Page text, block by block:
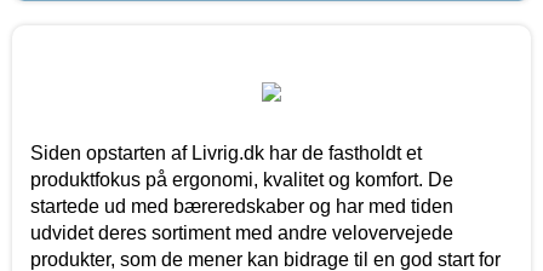
Siden opstarten af Livrig.dk har de fastholdt et
produktfokus på ergonomi, kvalitet og komfort. De
startede ud med bæreredskaber og har med tiden
udvidet deres sortiment med andre velovervejede
produkter, som de mener kan bidrage til en god start for